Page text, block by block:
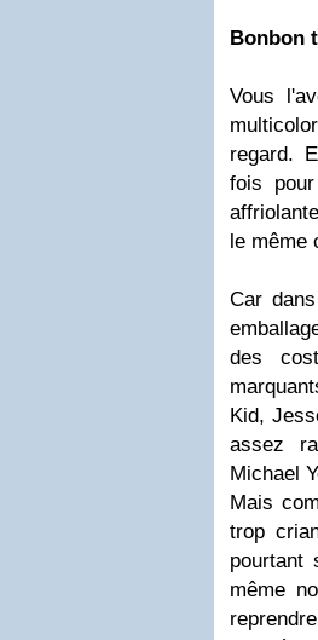
Bonbon
Vous
regard.
fois
le même
Car
des
Kid,
assez
Michael
Mais
trop
pourtant
même